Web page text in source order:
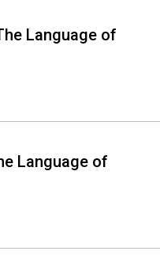
Language of
Language of